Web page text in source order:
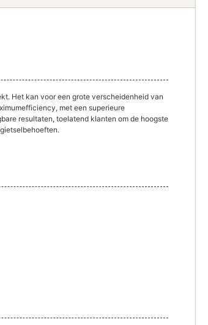
Het kan voor een grote verscheidenheid van
met een superieure
resultaten, toelatend klanten om de hoogste